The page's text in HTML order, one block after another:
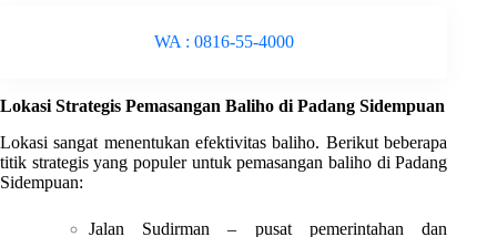
WA : 0816-55-4000
Lokasi Strategis Pemasangan Baliho di Padang Sidempuan
Lokasi sangat menentukan efektivitas baliho. Berikut beberapa
titik strategis yang populer untuk pemasangan baliho di Padang
Sidempuan:
Jalan Sudirman – pusat pemerintahan dan